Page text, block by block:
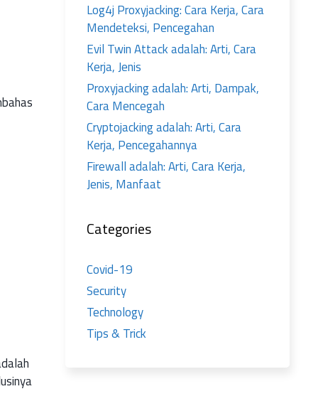
Log4j Proxyjacking: Cara Kerja, Cara
Mendeteksi, Pencegahan
Evil Twin Attack adalah: Arti, Cara
Kerja, Jenis
Proxyjacking adalah: Arti, Dampak,
Cara Mencegah
Cryptojacking adalah: Arti, Cara
Kerja, Pencegahannya
Firewall adalah: Arti, Cara Kerja,
Jenis, Manfaat
Categories
Covid-19
Security
Technology
Tips & Trick